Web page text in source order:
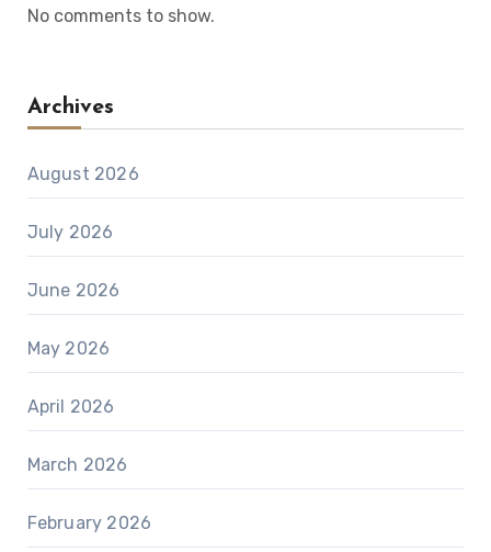
No comments to show.
Archives
August 2026
July 2026
June 2026
May 2026
April 2026
March 2026
February 2026